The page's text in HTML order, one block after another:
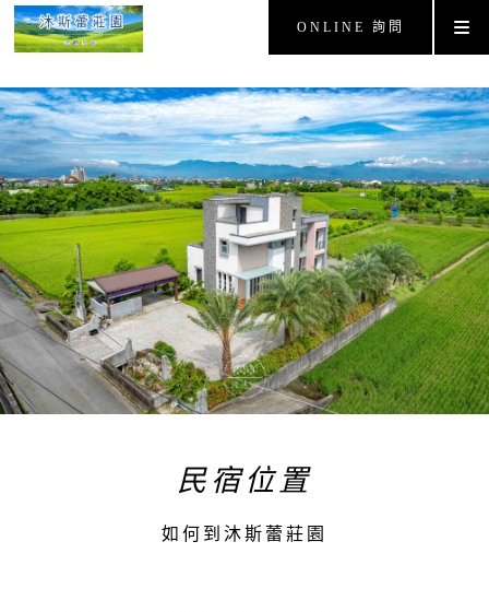
ONLINE 詢問
民宿位置
如何到沐斯蕾莊園